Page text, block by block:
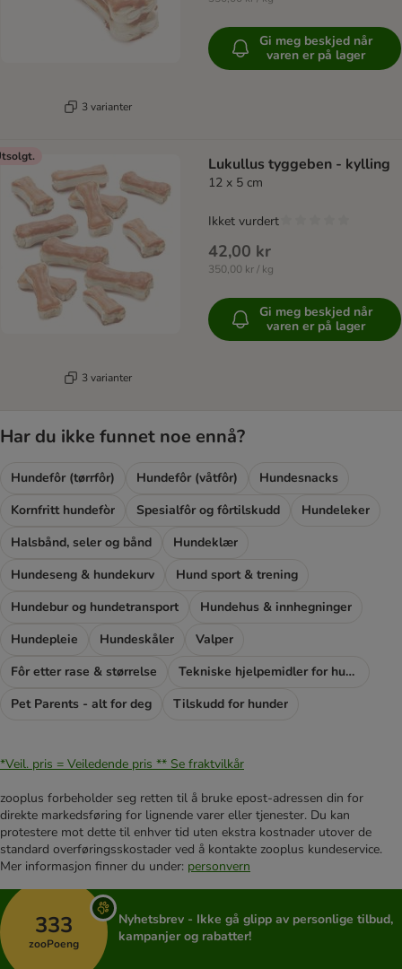
3 varianter
Gi meg beskjed når
varen er på lager
3 varianter
Lukullus tyggeben - kylling
12 x 5 cm
42,00 kr
350,00 kr / kg
Ikket vurdert
Gi meg beskjed når
varen er på lager
Har du ikke funnet noe ennå?
Hundefôr (tørrfôr) Hundefôr (våtfôr)
Hundesnacks
Kornfritt hundefòr
Spesialfôr og fôrtilskudd
Hundeleker
Halsbånd, seler og bånd
Hundeklær
Hundeseng & hundekurv
Hund sport & trening
Hundebur og hundetransport
Hundehus & innhegninger
Hundepleie
Hundeskåler
Valper
Fôr etter rase & størrelse
Tekniske hjelpemidler for hunder
Pet Parents - alt for deg
Tilskudd for hunder
*Veil. pris = Veiledende pris ** Se fraktvilkår
zooplus forbeholder seg retten til å bruke epost-adressen din for
direkte markedsføring for lignende varer eller tjenester. Du kan
protestere mot dette til enhver tid uten ekstra kostnader utover de
standard overføringsskostader ved å kontakte zooplus kundeservice.
Mer informasjon finner du under: personvern
333
zooPoeng
Nyhetsbrev - Ikke gå glipp av personlige tilbud,
kampanjer og rabatter!